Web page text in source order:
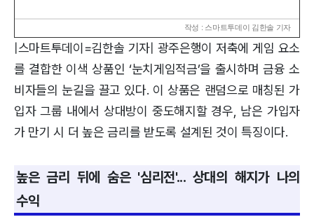
작성 : 스마트투데이 김한솔 기자
|스마트투데이=김한솔 기자| 광주은행이 저축에 게임 요소
를 결합한 이색 상품인 ‘눈치게임적금’을 출시하며 금융 소
비자들의 눈길을 끌고 있다. 이 상품은 랜덤으로 매칭된 가
입자 그룹 내에서 상대방이 중도해지할 경우, 남은 가입자
가 만기 시 더 높은 금리를 받도록 설계된 것이 특징이다.
높은 금리 뒤에 숨은 '심리전'... 상대의 해지가 나의
수익